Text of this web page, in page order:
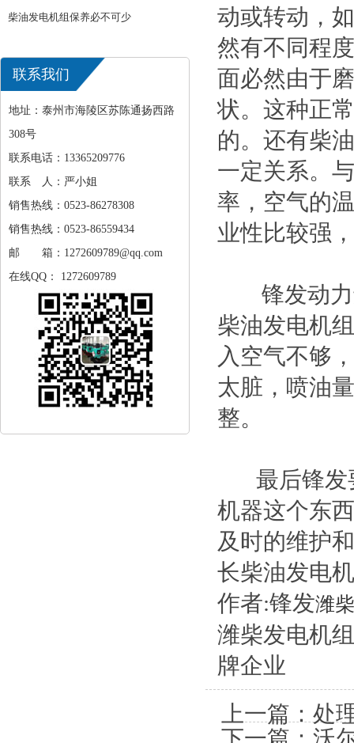
柴油发电机组保养必不可少
联系我们
地址：泰州市海陵区苏陈通扬西路
308号
联系电话：13365209776
联系 人：严小姐
销售热线：0523-86278308
销售热线：0523-86559434
邮 箱：1272609789@qq.com
在线QQ： 1272609789
动或转动，
然有不同程
面必然由于
状。这种正
的。还有柴
一定关系。
率，空气的
业性比较强
锋发动力
柴油发电机
入空气不够
太脏，喷油
整。
最后锋发
机器这个东
及时的维护
长柴油发电
作者:锋发潍
潍柴发电机
牌企业
上一篇： 处